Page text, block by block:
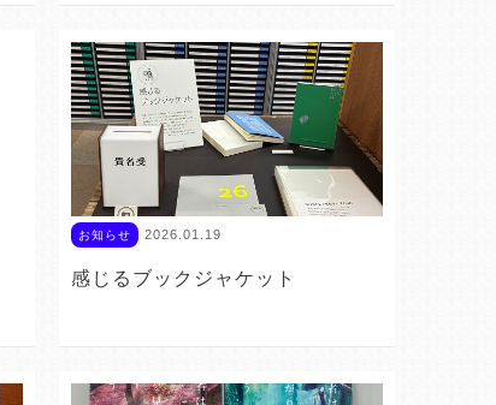
お知らせ 2026.01.19
感じるブックジャケット